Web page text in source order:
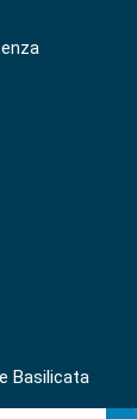
Basilicata